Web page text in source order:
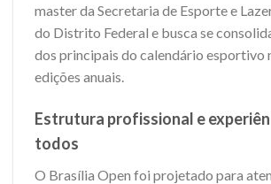
master da Secretaria de Esporte e
do Distrito Federal e busca se
dos principais do calendário esportivo
edições anuais.
Estrutura profissional e
todos
O Brasília Open foi projetado para